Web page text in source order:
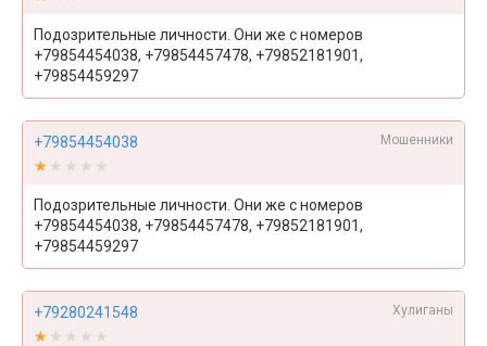
Подозрительные личности. Они же с номеров
+79854454038, +79854457478, +79852181901,
+79854459297
+79854454038 Мошенники
★★★★★
★★★★★
Подозрительные личности. Они же с номеров
+79854454038, +79854457478, +79852181901,
+79854459297
+79280241548 Хулиганы
★★★★★
★★★★★